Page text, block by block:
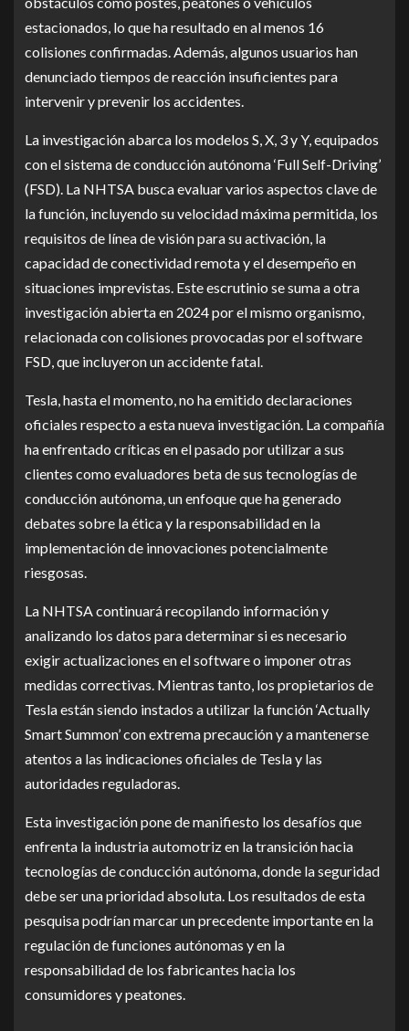
estacionados, lo que ha resultado en al menos 16
colisiones confirmadas. Además, algunos usuarios han
denunciado tiempos de reacción insuficientes para
intervenir y prevenir los accidentes.
La investigación abarca los modelos S, X, 3 y Y, equipados
con el sistema de conducción autónoma ‘Full Self-Driving’
(FSD). La NHTSA busca evaluar varios aspectos clave de
la función, incluyendo su velocidad máxima permitida, los
requisitos de línea de visión para su activación, la
capacidad de conectividad remota y el desempeño en
situaciones imprevistas. Este escrutinio se suma a otra
investigación abierta en 2024 por el mismo organismo,
relacionada con colisiones provocadas por el software
FSD, que incluyeron un accidente fatal.
Tesla, hasta el momento, no ha emitido declaraciones
oficiales respecto a esta nueva investigación. La compañía
ha enfrentado críticas en el pasado por utilizar a sus
clientes como evaluadores beta de sus tecnologías de
conducción autónoma, un enfoque que ha generado
debates sobre la ética y la responsabilidad en la
implementación de innovaciones potencialmente
riesgosas.
La NHTSA continuará recopilando información y
analizando los datos para determinar si es necesario
exigir actualizaciones en el software o imponer otras
medidas correctivas. Mientras tanto, los propietarios de
Tesla están siendo instados a utilizar la función ‘Actually
Smart Summon’ con extrema precaución y a mantenerse
atentos a las indicaciones oficiales de Tesla y las
autoridades reguladoras.
Esta investigación pone de manifiesto los desafíos que
enfrenta la industria automotriz en la transición hacia
tecnologías de conducción autónoma, donde la seguridad
debe ser una prioridad absoluta. Los resultados de esta
pesquisa podrían marcar un precedente importante en la
regulación de funciones autónomas y en la
responsabilidad de los fabricantes hacia los
consumidores y peatones.